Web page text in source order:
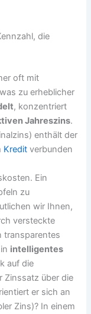
die
oft mit
zu erheblicher
, konzentriert
Jahreszins.
enthält der
Kredit verbunden
Ein
zu
wir Ihnen,
versteckte
transparentes
intelligentes
auf die
Zinssatz über die
er sich an
Zins)? In einem